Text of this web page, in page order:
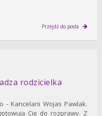
Przejdź do posta
rodzicielka
- Kancelarii Wojas Pawlak.
Cię do rozprawy. Z